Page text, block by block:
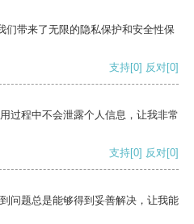
们带来了无限的隐私保护和安全性保
支持[0] 反对[0]
过程中不会泄露个人信息，让我非常
支持[0] 反对[0]
问题总是能够得到妥善解决，让我能